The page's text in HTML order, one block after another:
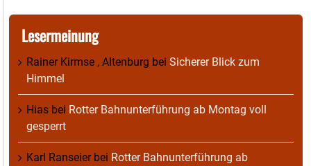
Lesermeinung
Rainer Kirmse , Altenburg bei Sicherer Blick zum
Himmel
Hias bei Rotter Bahnunterführung ab Montag voll
gesperrt
Karl Ranseierbei Rotter Bahnunterführung ab